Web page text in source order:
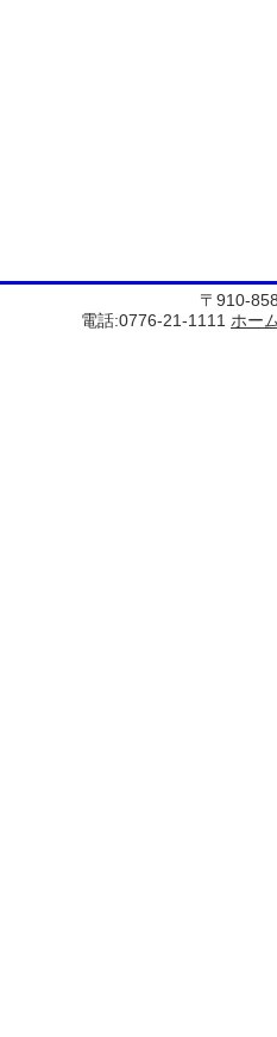
〒910-
電話:0776-21-1111 ホー